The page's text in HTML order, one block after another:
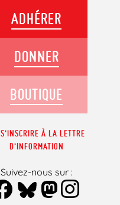
ADHÉRER
DONNER
BOUTIQUE
S’INSCRIRE À LA LETTRE
D’INFORMATION
Suivez-nous sur :